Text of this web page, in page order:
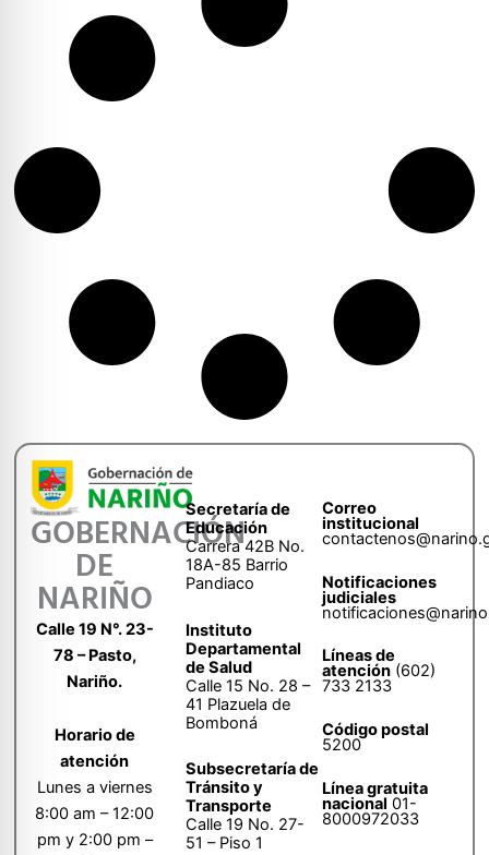
GOBERNACIÓN
DE
NARIÑO
Calle 19 N°. 23-
78 – Pasto,
Nariño.
Horario de
atención
Lunes a viernes
8:00 am – 12:00
pm y 2:00 pm –
Secretaría de
Educación
Carrera 42B No.
18A-85 Barrio
Pandiaco
Instituto
Departamental
de Salud
Calle 15 No. 28 –
41 Plazuela de
Bomboná
Subsecretaría de
Tránsito y
Transporte
Calle 19 No. 27-
51 – Piso 1
Correo
institucional
Notificaciones
judiciales
Líneas de
atención (602)
733 2133
Código postal
5200
Línea gratuita
nacional 01-
8000972033